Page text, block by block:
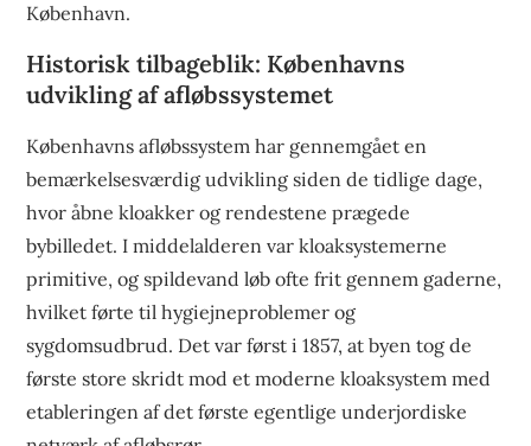
København.
Historisk tilbageblik: Københavns
udvikling af afløbssystemet
Københavns afløbssystem har gennemgået en
bemærkelsesværdig udvikling siden de tidlige dage,
hvor åbne kloakker og rendestene prægede
bybilledet. I middelalderen var kloaksystemerne
primitive, og spildevand løb ofte frit gennem gaderne,
hvilket førte til hygiejneproblemer og
sygdomsudbrud. Det var først i 1857, at byen tog de
første store skridt mod et moderne kloaksystem med
etableringen af det første egentlige underjordiske